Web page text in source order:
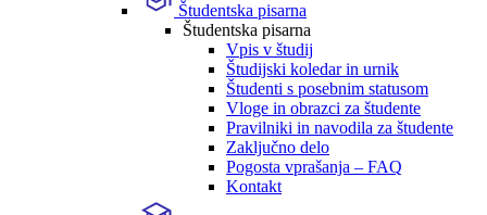
Študentska pisarna
Študentska pisarna
Vpis v študij
Študijski koledar in urnik
Študenti s posebnim statusom
Vloge in obrazci za študente
Pravilniki in navodila za študente
Zaključno delo
Pogosta vprašanja – FAQ
Kontakt